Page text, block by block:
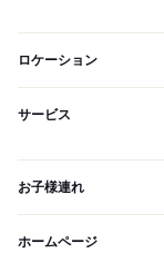
ロケーション
サービス
お子様連れ
ホームページ